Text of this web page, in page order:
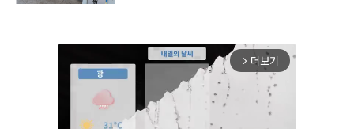
arrow_forward_ios 더보기